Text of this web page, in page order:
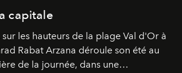
capitale
les hauteurs de la plage Val d'Or à
Rabat Arzana déroule son été au
de la journée, dans une